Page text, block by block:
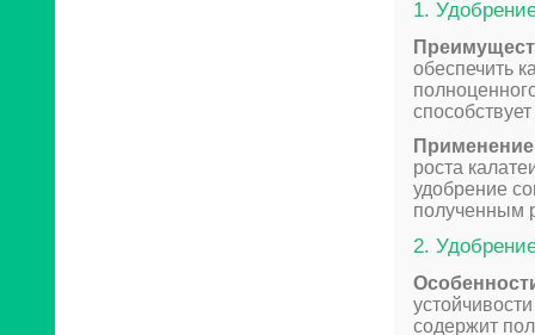
1.
обеспечить
роста
удобрение
полученным
2.
содержит